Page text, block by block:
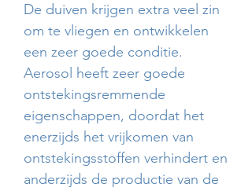
De duiven krijgen extra veel zin
om te vliegen en ontwikkelen
een zeer goede conditie.
Aerosol heeft zeer goede
ontstekingsremmende
eigenschappen, doordat het
enerzijds het vrijkomen van
ontstekingsstoffen verhindert en
anderzijds de productie van de